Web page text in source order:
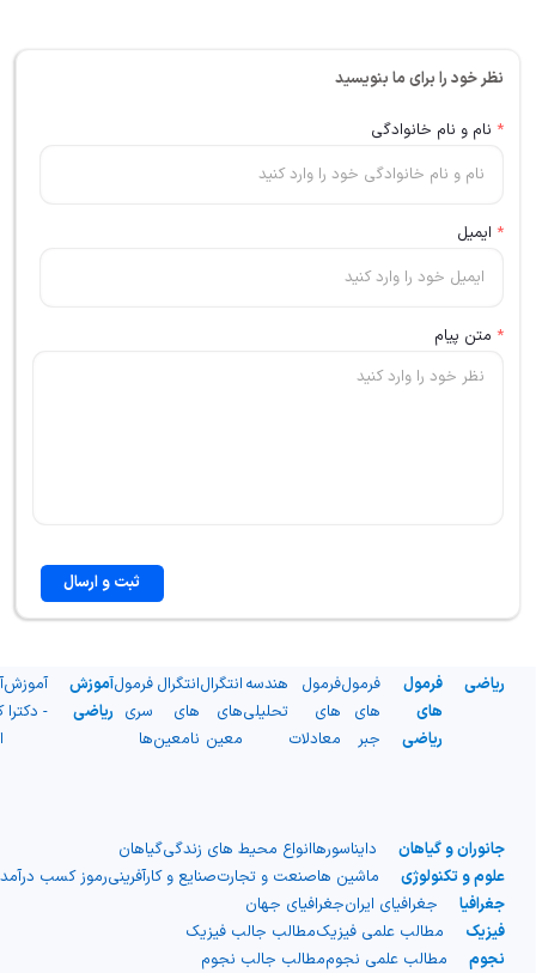
نظر خود را برای ما بنویسید
* نام و نام خانوادگی
* ایمیل
* متن پیام
ثبت و ارسال
ریاضی
فرمول
های
ریاضی
فرمول
های
جبر
فرمول
های
معادلات
هندسه
تحلیلی
انتگرال
های
معین
انتگرال
های
نامعین
فرمول
سری
ها
آموزش
ریاضی
آموزش
- دکترا
جانوران و گیاهان دایناسورهاانواع محیط های زندگیگیاهان
علوم و تکنولوژی
ماشین هاصنعت و تجارتصنایع و کارآفرینیرموز کسب درآمد
جغرافیا
جغرافیای ایرانجغرافیای جهان
فیزیک
مطالب علمی فیزیکمطالب جالب فیزیک
نجوم
مطالب علمی نجوممطالب جالب نجوم